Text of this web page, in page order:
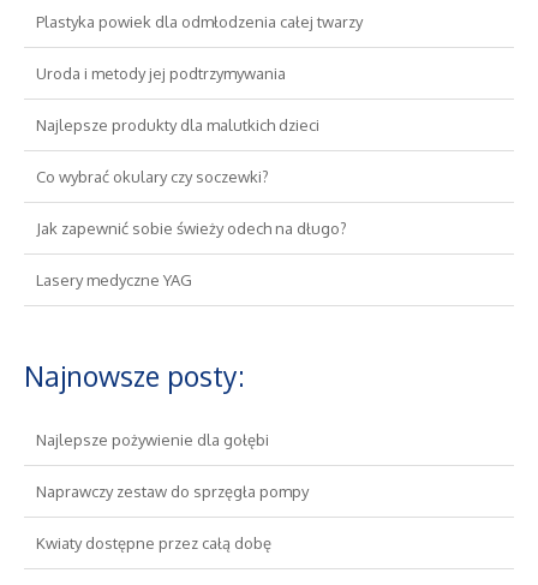
Ekologia
Banki, Przelewy, Waluty, Kantory
Wykończenia
Projektowanie
Remonty, Elektryk, Hydraulik
Drzwi i Okna
Nieruchomości, Działki
Plastyka powiek dla odmłodzenia całej twarzy
Uroda i metody jej podtrzymywania
Najlepsze produkty dla malutkich dzieci
Co wybrać okulary czy soczewki?
Jak zapewnić sobie świeży odech na długo?
Lasery medyczne YAG
Najnowsze posty:
Najlepsze pożywienie dla gołębi
Naprawczy zestaw do sprzęgła pompy
Kwiaty dostępne przez całą dobę